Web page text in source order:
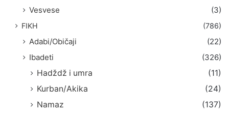
Vesvese
(3)
FIKH (786)
Adabi/Običaji
(22)
Ibadeti
(326)
Hadždž i umra
(11)
Kurban/Akika
(24)
Namaz
(137)